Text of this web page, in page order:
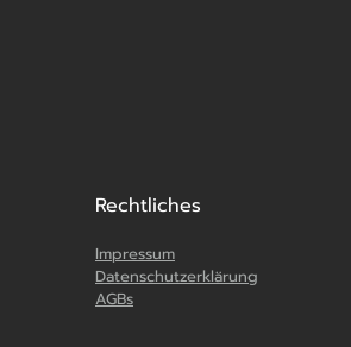
Rechtliches
Impressum
Datenschutzerklärung
AGBs